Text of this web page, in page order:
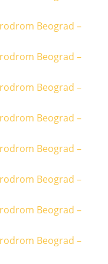
Beograd –
Beograd –
Beograd –
Beograd –
Beograd –
Beograd –
Beograd –
Beograd –